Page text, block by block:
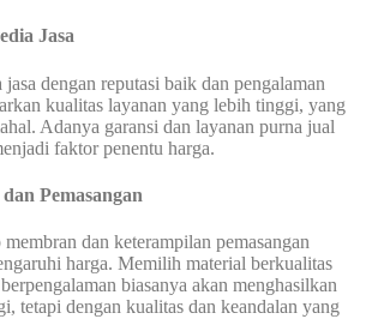
Jasa
dengan reputasi baik dan pengalaman
kualitas layanan yang lebih tinggi, yang
Adanya garansi dan layanan purna jual
faktor penentu harga.
Pemasangan
dan keterampilan pemasangan
harga. Memilih material berkualitas
biasanya akan menghasilkan
tetapi dengan kualitas dan keandalan yang